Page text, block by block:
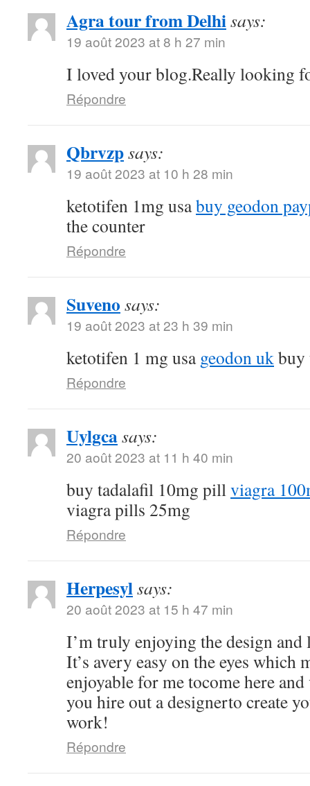
Agra tour from Delhisays:
19 août 2023 at 8 h 27 min
I loved your blog.Really looking
Répondre
Qbrvzpsays:
19 août 2023 at 10 h 28 min
ketotifen 1mg usabuy geodon
the counter
Répondre
Suveno says:
19 août 2023 at 23 h 39 min
ketotifen 1 mg usageodon ukbuy
Répondre
Uylgcasays:
20 août 2023 at 11 h 40 min
buy tadalafil 10mg pillviagra
viagra pills 25mg
Répondre
Herpesylsays:
20 août 2023 at 15 h 47 min
I’m truly enjoying the design
It’s avery easy on the eyes which
enjoyable for me tocome here
you hire out a designerto create
work!
Répondre